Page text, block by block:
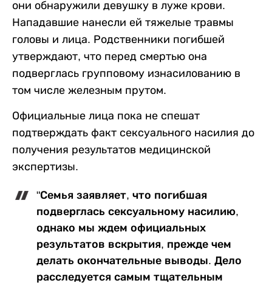
они обнаружили девушку в луже крови.
Нападавшие нанесли ей тяжелые травмы
головы и лица. Родственники погибшей
утверждают, что перед смертью она
подверглась групповому изнасилованию в
том числе железным прутом.
Официальные лица пока не спешат
подтверждать факт сексуального насилия до
получения результатов медицинской
экспертизы.
"Семья заявляет, что погибшая
подверглась сексуальному насилию,
однако мы ждем официальных
результатов вскрытия, прежде чем
делать окончательные выводы. Дело
расследуется самым тщательным